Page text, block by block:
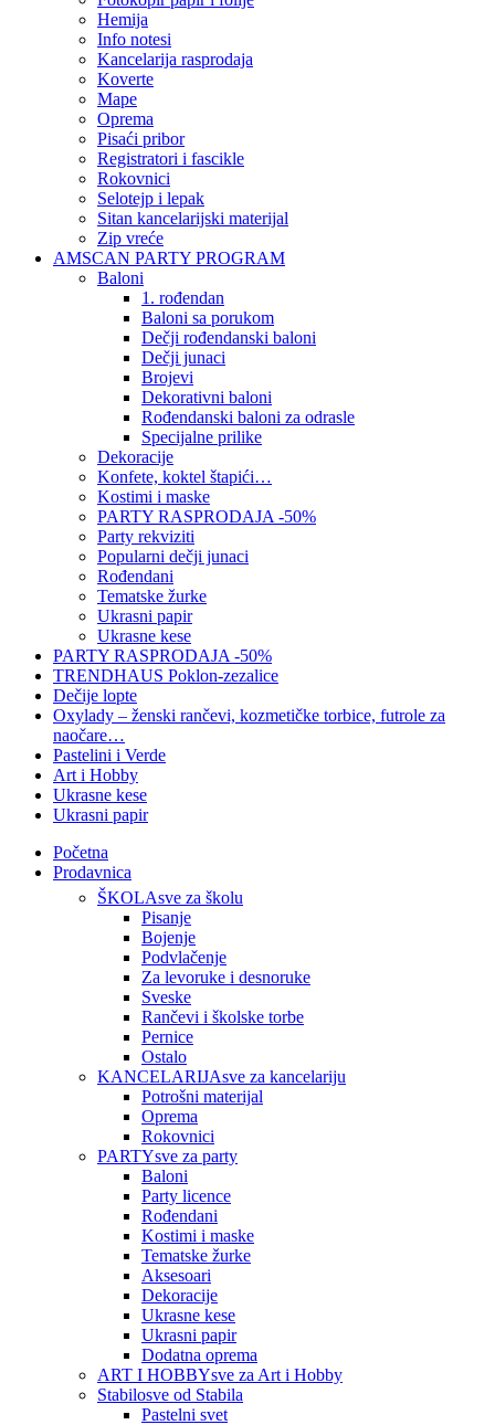
Hemija
Info notesi
Kancelarija rasprodaja
Koverte
Mape
Oprema
Pisaći pribor
Registratori i fascikle
Rokovnici
Selotejp i lepak
Sitan kancelarijski materijal
Zip vreće
AMSCAN PARTY PROGRAM
Baloni
1. rođendan
Baloni sa porukom
Dečji rođendanski baloni
Dečji junaci
Brojevi
Dekorativni baloni
Rođendanski baloni za odrasle
Specijalne prilike
Dekoracije
Konfete, koktel štapići…
Kostimi i maske
PARTY RASPRODAJA -50%
Party rekviziti
Popularni dečji junaci
Rođendani
Tematske žurke
Ukrasni papir
Ukrasne kese
PARTY RASPRODAJA -50%
TRENDHAUS Poklon-zezalice
Dečije lopte
Oxylady – ženski rančevi, kozmetičke torbice, futrole za
naočare…
Pastelini i Verde
Art i Hobby
Ukrasne kese
Ukrasni papir
Početna
Prodavnica
ŠKOLAsve za školu
Pisanje
Bojenje
Podvlačenje
Za levoruke i desnoruke
Sveske
Rančevi i školske torbe
Pernice
Ostalo
KANCELARIJAsve za kancelariju
Potrošni materijal
Oprema
Rokovnici
PARTYsve za party
Baloni
Party licence
Rođendani
Kostimi i maske
Tematske žurke
Aksesoari
Dekoracije
Ukrasne kese
Ukrasni papir
Dodatna oprema
ART I HOBBYsve za Art i Hobby
Stabilosve od Stabila
Pastelni svet